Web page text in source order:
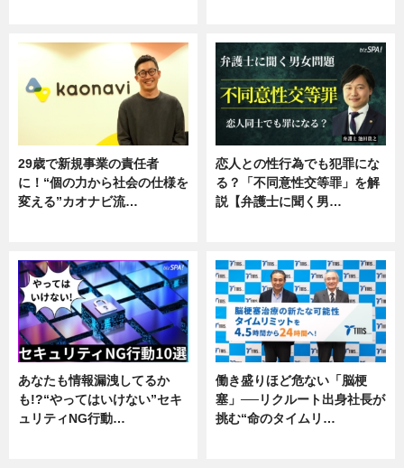
29歳で新規事業の責任者
に！“個の力から社会の仕様を
変える”カオナビ流…
恋人との性行為でも犯罪にな
る？「不同意性交等罪」を解
説【弁護士に聞く男…
あなたも情報漏洩してるか
も!?“やってはいけない”セキ
ュリティNG行動…
働き盛りほど危ない「脳梗
塞」──リクルート出身社長が
挑む“命のタイムリ…